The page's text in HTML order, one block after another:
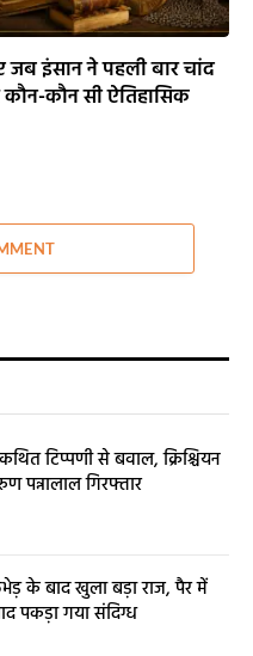
जब इंसान ने पहली बार चांद
कौन सी ऐतिहासिक
टिप्पणी से बवाल, क्रिश्चियन
पन्नालाल गिरफ्तार
के बाद खुला बड़ा राज, पैर में
पकड़ा गया संदिग्ध